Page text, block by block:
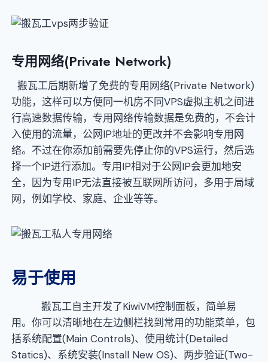
专用网络(Private Network)
搬瓦工后期新增了免费的专用网络(Private Network)
功能，这样可以方便同一机房不同VPS虚拟主机之间进
行高速数据传输，专用网络传输数据是免费的，不会计
入使用的流量，公网IP地址的更改并不会影响专用网
络。不过在你添加前需要先停止你的VPS运行，然后选
择一个IP进行添加。专用IP相对于公网IP会更加地安
全，因为专用IP无法直接被互联网所访问，多用于局域
网，例如学校、家庭、企业等等。
易于使用
搬瓦工自主开发了KiwiVM控制面板，简单易
用。你可以清晰地在左边侧栏找到常用的功能菜单，包
括系统配置(Main Controls)、使用统计(Detailed
Statics)、系统安装(Install New OS)、两步验证(Two-